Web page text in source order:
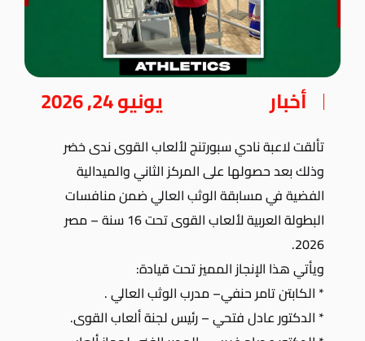
أخبار يونيو 24, 2026
تألقت لاعبة نادي سبورتنج لألعاب القوى ندى خضر
وذلك بعد حصولها على المركز الثاني والميدالية
الفضية في مسابقة الوثب العالي ضمن منافسات
البطولة العربية لألعاب القوى تحت 16 سنة – مصر
2026.
ويأتي هذا الإنجاز المميز تحت قيادة:
* الكابتن تامر حنفي– مدرب الوثب العالي .
* الدكتور عادل فتحي – رئيس لجنة ألعاب القوى.